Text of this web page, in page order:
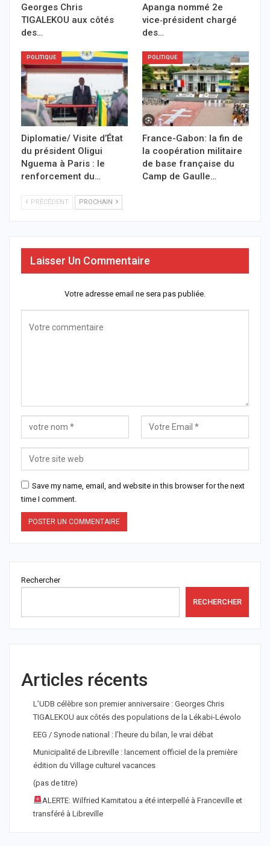
Georges Chris
TIGALEKOU aux côtés
des…
Apanga nommé 2e
vice‑président chargé
des…
POLITIQUE
Diplomatie/ Visite d’État
du président Oligui
Nguema à Paris : le
renforcement du…
POLITIQUE
France-Gabon: la fin de
la coopération militaire
de base française du
Camp de Gaulle…
PRÉCÉDENT PROCHAIN
Laisser Un Commentaire
Votre adresse email ne sera pas publiée.
Save my name, email, and website in this browser for the next
time I comment.
Rechercher
RECHERCHER
Articles récents
L’UDB célèbre son premier anniversaire : Georges Chris
TIGALEKOU aux côtés des populations de la Lékabi-Léwolo
EEG / Synode national : l’heure du bilan, le vrai débat
Municipalité de Libreville : lancement officiel de la première
édition du Village culturel vacances
(pas de titre)
ALERTE: Wilfried Kamitatou a été interpellé à Franceville et
transféré à Libreville